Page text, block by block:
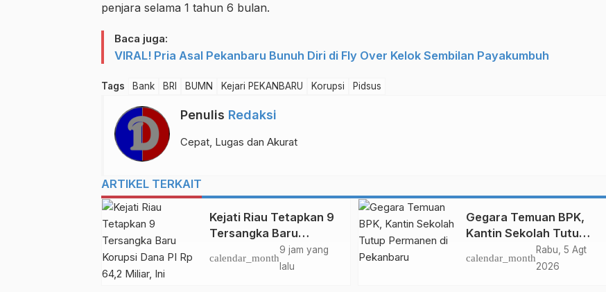
penjara selama 1 tahun 6 bulan.
Baca juga:
VIRAL! Pria Asal Pekanbaru Bunuh Diri di Fly Over Kelok Sembilan Payakumbuh
Tags Bank BRI BUMN Kejari PEKANBARU Korupsi Pidsus
Penulis Redaksi
Cepat, Lugas dan Akurat
ARTIKEL TERKAIT
Kejati Riau Tetapkan 9
Tersangka Baru
Korupsi Dana PI Rp
64,2 Miliar, Ini
calendar_month
9 jam yang
lalu
Gegara Temuan BPK,
Kantin Sekolah Tutup
Pekanbaru
calendar_month
Rabu, 5 Agt
2026